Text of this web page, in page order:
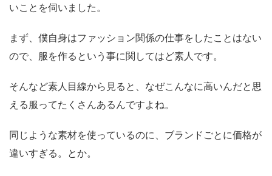
いことを伺いました。
まず、僕自身はファッション関係の仕事をしたことはない
ので、服を作るという事に関してはど素人です。
そんなど素人目線から見ると、なぜこんなに高いんだと思
える服ってたくさんあるんですよね。
同じような素材を使っているのに、ブランドごとに価格が
違いすぎる。とか。